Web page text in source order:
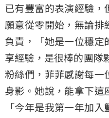
已有豐富的表演經驗，
願意從零開始，無論排
負責，「她是一位穩定
享經驗，是很棒的團隊
粉絲們，菲菲感謝每一
身影。她說，能拿下這
「今年是我第一年加